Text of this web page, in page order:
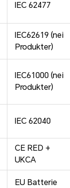
IEC 62477
IEC62619 (nei
Produkter)
IEC61000 (nei
Produkter)
IEC 62040
CE RED +
UKCA
EU Batterie